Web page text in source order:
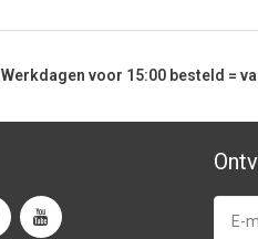
Werkdagen voor 15:00besteld =